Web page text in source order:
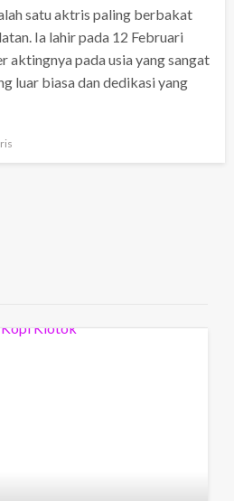
satu aktris paling berbakat
Ia lahir pada 12 Februari
aktingnya pada usia yang sangat
luar biasa dan dedikasi yang